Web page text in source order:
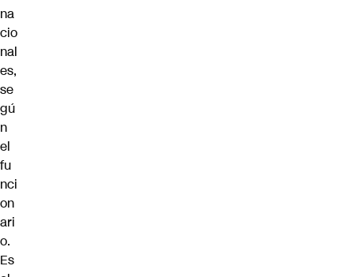
na
cio
nal
es,
se
gú
n
el
fu
nci
on
ari
o.
Es